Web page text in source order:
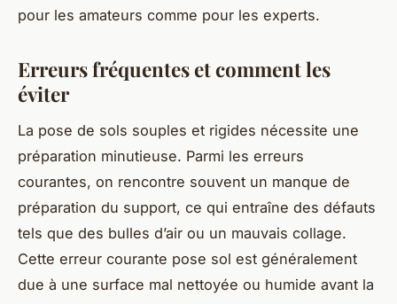
pour les amateurs comme pour les experts.
Erreurs fréquentes et comment les
éviter
La pose de sols souples et rigides nécessite une
préparation minutieuse. Parmi les erreurs
courantes, on rencontre souvent un manque de
préparation du support, ce qui entraîne des défauts
tels que des bulles d’air ou un mauvais collage.
Cette erreur courante pose sol est généralement
due à une surface mal nettoyée ou humide avant la